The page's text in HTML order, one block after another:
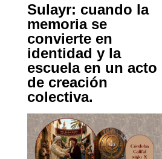
Sulayr: cuando la
memoria se
convierte en
identidad y la
escuela en un acto
de creación
colectiva.